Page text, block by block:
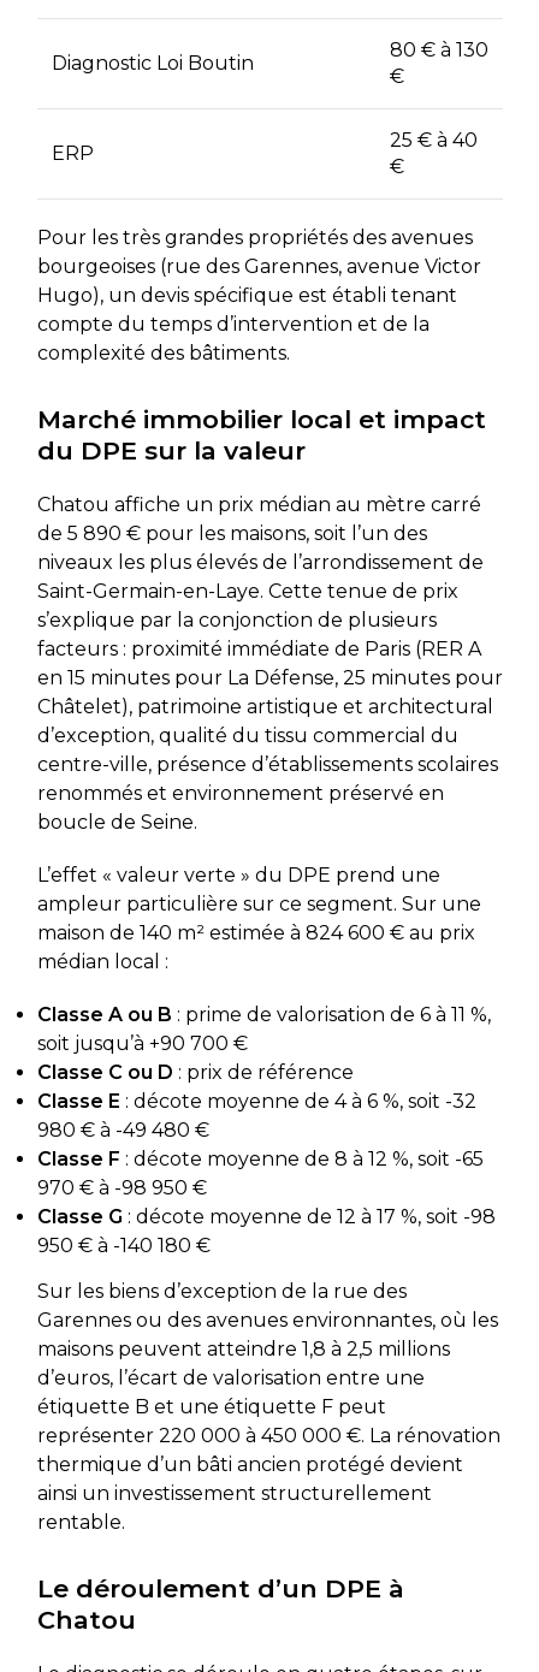
Diagnostic Loi Boutin
80 € à 130
€
ERP
25 € à 40
€
Pour les très grandes propriétés des avenues
bourgeoises (rue des Garennes, avenue Victor
Hugo), un devis spécifique est établi tenant
compte du temps d’intervention et de la
complexité des bâtiments.
Marché immobilier local et impact
du DPE sur la valeur
Chatou affiche un prix médian au mètre carré
de 5 890 € pour les maisons, soit l’un des
niveaux les plus élevés de l’arrondissement de
Saint-Germain-en-Laye. Cette tenue de prix
s’explique par la conjonction de plusieurs
facteurs : proximité immédiate de Paris (RER A
en 15 minutes pour La Défense, 25 minutes pour
Châtelet), patrimoine artistique et architectural
d’exception, qualité du tissu commercial du
centre-ville, présence d’établissements scolaires
renommés et environnement préservé en
boucle de Seine.
L’effet « valeur verte » du DPE prend une
ampleur particulière sur ce segment. Sur une
maison de 140 m² estimée à 824 600 € au prix
médian local :
Classe A ou B : prime de valorisation de 6 à 11 %,
soit jusqu’à +90 700 €
Classe C ou D : prix de référence
Classe E : décote moyenne de 4 à 6 %, soit -32
980 € à -49 480 €
Classe F : décote moyenne de 8 à 12 %, soit -65
970 € à -98 950 €
Classe G : décote moyenne de 12 à 17 %, soit -98
950 € à -140 180 €
Sur les biens d’exception de la rue des
Garennes ou des avenues environnantes, où les
maisons peuvent atteindre 1,8 à 2,5 millions
d’euros, l’écart de valorisation entre une
étiquette B et une étiquette F peut
représenter 220 000 à 450 000 €. La rénovation
thermique d’un bâti ancien protégé devient
ainsi un investissement structurellement
rentable.
Le déroulement d’un DPE à
Chatou